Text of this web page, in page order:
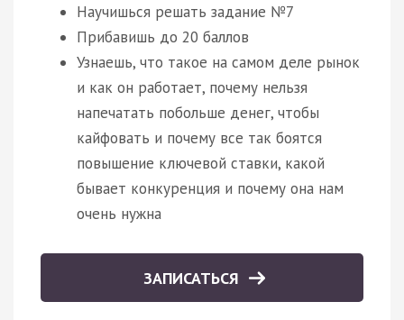
Научишься решать задание №7
Прибавишь до 20 баллов
Узнаешь, что такое на самом деле рынок
и как он работает, почему нельзя
напечатать побольше денег, чтобы
кайфовать и почему все так боятся
повышение ключевой ставки, какой
бывает конкуренция и почему она нам
очень нужна
ЗАПИСАТЬСЯ